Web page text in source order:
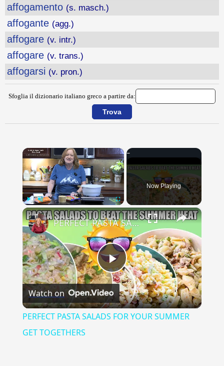
affogamento (s. masch.)
affogante (agg.)
affogare (v. intr.)
affogare (v. trans.)
affogarsi (v. pron.)
Sfoglia il dizionario italiano greco a partire da:
×
Play Unmute Fullscreen
Now Playing
×
Play
Video
PERFECT PASTA SALADS FOR YOUR SUMMER GET TOGETHERS
Watch on
PERFECT PASTA SALADS FOR YOUR SUMMER
GET TOGETHERS